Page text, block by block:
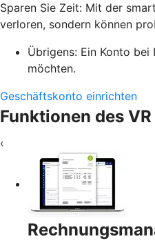
Sparen Sie Zeit: Mit der
verloren, sondern können
Übrigens: Ein Konto
möchten.
Geschäftskonto einrichten
Funktionen des
‹